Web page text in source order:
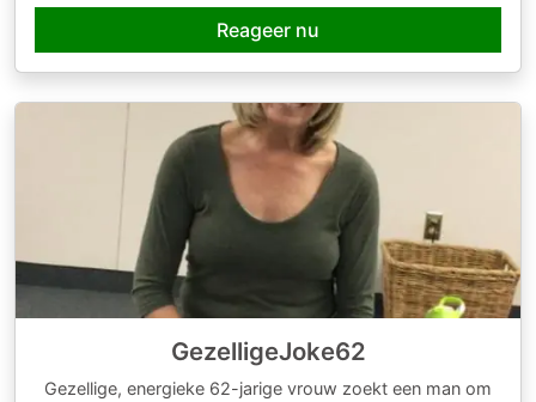
Reageer nu
GezelligeJoke62
Gezellige, energieke 62-jarige vrouw zoekt een man om